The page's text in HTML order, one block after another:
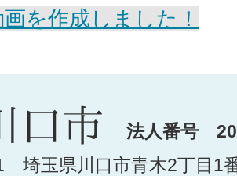
を作成しました！
法人番号
埼玉県川口市青木2丁目1